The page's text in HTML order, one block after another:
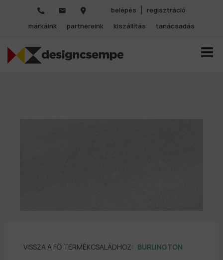
belépés
regisztráció
márkáink
partnereink kiszállítás tanácsadás
VISSZA A FŐ TERMÉKCSALÁDHOZ: BURLINGTON